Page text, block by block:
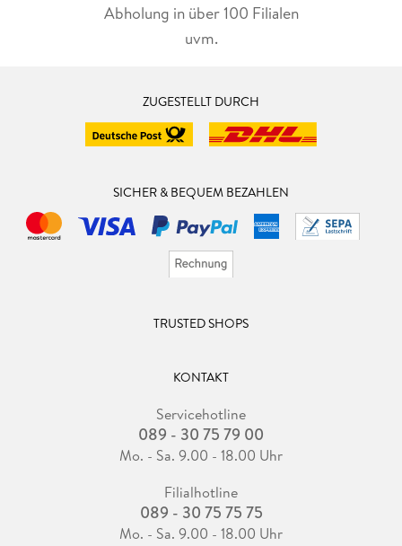
Abholung in über 100 Filialen
uvm.
ZUGESTELLT DURCH
SICHER & BEQUEM BEZAHLEN
TRUSTED SHOPS
KONTAKT
Servicehotline
089 - 30 75 79 00
Mo. - Sa. 9.00 - 18.00 Uhr
Filialhotline
089 - 30 75 75 75
Mo. - Sa. 9.00 - 18.00 Uhr